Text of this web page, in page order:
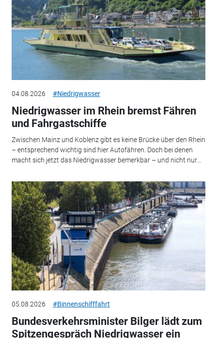
04.08.2026 #Niedrigwasser
Niedrigwasser im Rhein bremst Fähren
und Fahrgastschiffe
Zwischen Mainz und Koblenz gibt es keine Brücke über den Rhein
– entsprechend wichtig sind hier Autofähren. Doch bei denen
macht sich jetzt das Niedrigwasser bemerkbar – und nicht nur...
05.08.2026 #Binnenschifffahrt
Bundesverkehrsminister Bilger lädt zum
Spitzengespräch Niedrigwasser ein